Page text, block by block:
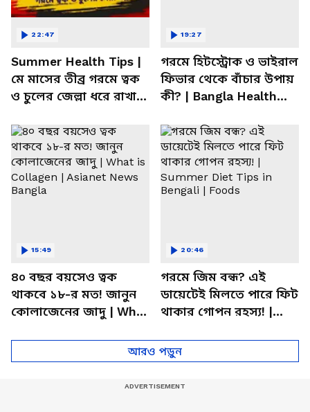
Summer Health Tips |
মে মাসের তীব্র গরমে ত্বক
ও চুলের জেল্লা ধরে রাখার
22:47
গরমে হিটস্ট্রোক ও ভাইরাল
ফিভার থেকে বাঁচার উপায়
কী? | Bangla Health
19:27
৪০ বছর বয়সেও ত্বক
থাকবে ১৮-র মত! জানুন
কোলাজেনের জাদু | What
15:49
গরমে জিম বন্ধ? এই
ডায়েটেই মিলতে পারে ফিট
থাকার গোপন রহস্য! |
Bengali | Foods
20:46
আরও পড়ুন